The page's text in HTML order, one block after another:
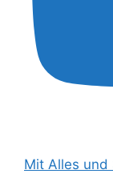
Mit Alles und